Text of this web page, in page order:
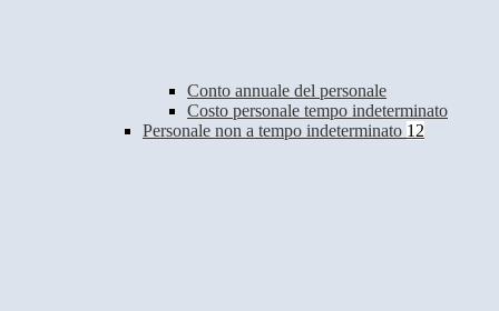
Conto annuale del personale
Costo personale tempo indeterminato
Personale non a tempo indeterminato 12